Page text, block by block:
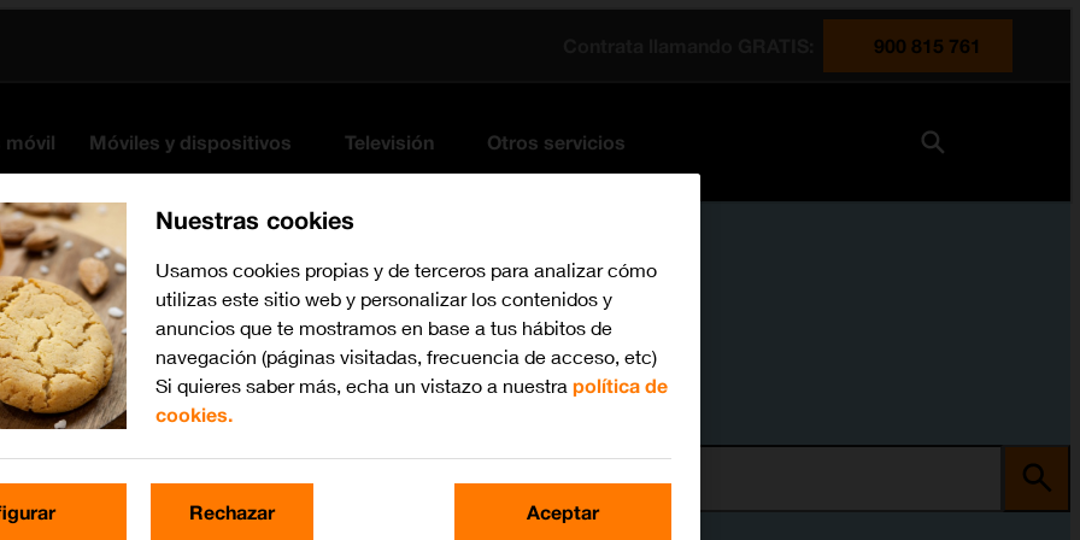
900 815 761
móvil Móviles y dispositivos Televisión Otros servicios
Nuestras cookies
Usamos cookies propias y de terceros para analizar cómo
utilizas este sitio web y personalizar los contenidos y
anuncios que te mostramos en base a tus hábitos de
navegación (páginas visitadas, frecuencia de acceso, etc)
Si quieres saber más, echa un vistazo a nuestra política de
cookies.
Rechazar Aceptar